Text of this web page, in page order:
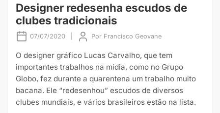
Designer redesenha escudos de
clubes tradicionais
07/07/2020 Por Francisco Geovane
O designer gráfico Lucas Carvalho, que tem
importantes trabalhos na mídia, como no Grupo
Globo, fez durante a quarentena um trabalho muito
bacana. Ele “redesenhou” escudos de diversos
clubes mundiais, e vários brasileiros estão na lista.